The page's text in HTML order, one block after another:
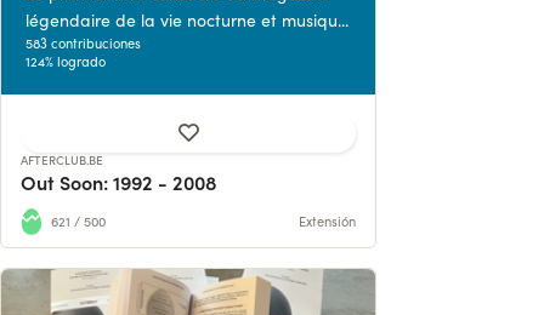
légendaire de la vie nocturne et musiqu...
583 contribuciones
124% logrado
AFTERCLUB.BE
Out Soon: 1992 - 2008
621 / 500 Extensión